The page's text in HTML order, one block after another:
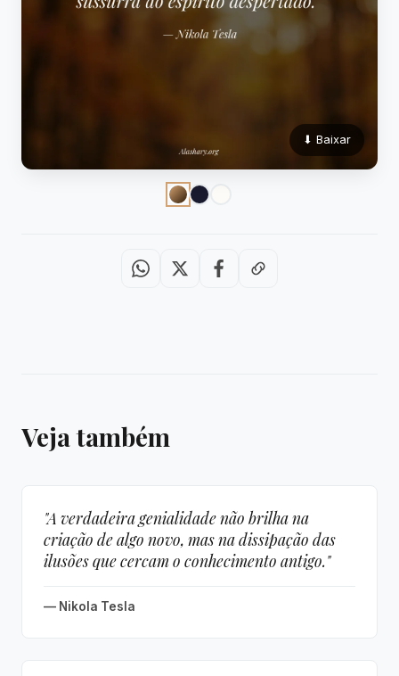
⬇ Baixar
Veja também
"A verdadeira genialidade não brilha na
criação de algo novo, mas na dissipação das
ilusões que cercam o conhecimento antigo."
— Nikola Tesla